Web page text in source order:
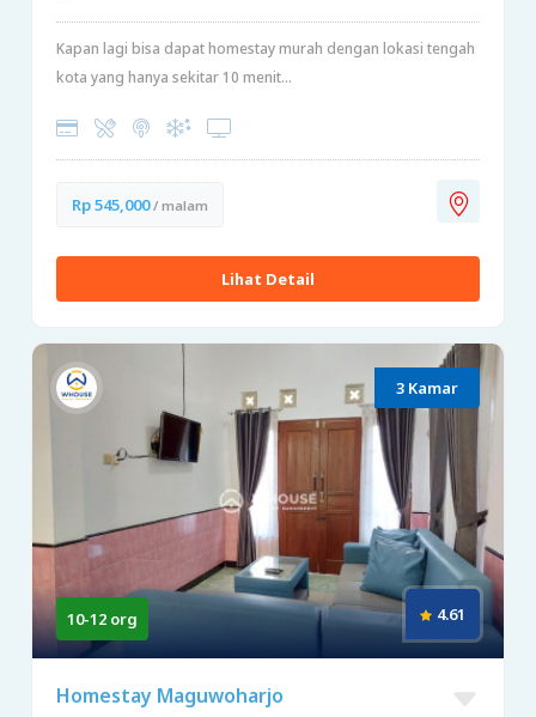
Kapan lagi bisa dapat homestay murah dengan lokasi tengah
kota yang hanya sekitar 10 menit...
Rp 545,000/ malam
Lihat Detail
3 Kamar
10-12 org 4.61
Homestay Maguwoharjo